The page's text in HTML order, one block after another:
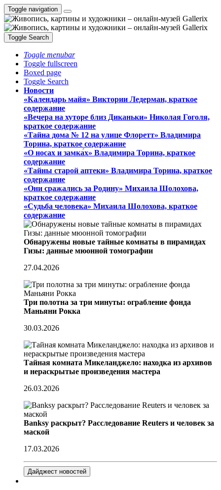
Toggle navigation
Toggle Search
Toggle menubar
Toggle fullscreen
Boxed page
Toggle Search
Новости
«Календарь майя» Виктории Ледерман, краткое
содержание
«Вечера на хуторе близ Диканьки» Николая Гоголя,
краткое содержание
«Тайна дома № 12 на улице Флоретт» Владимира
Торина, краткое содержание
«О носах и замка́х» Владимира Торина, краткое
содержание
«Тайны старой аптеки» Владимира Торина, краткое
содержание
«Они сражались за Родину» Михаила Шолохова,
краткое содержание
«Судьба человека» Михаила Шолохова, краткое
содержание
Обнаружены новые тайные комнаты в пирамидах
Гизы: данные мюонной томографии
27.04.2026
Три полотна за три минуты: ограбление фонда
Маньяни Рокка
30.03.2026
Тайная комната Микеланджело: находка из архивов
и нераскрытые произведения мастера
26.03.2026
Banksy раскрыт? Расследование Reuters и человек за
маской
17.03.2026
Дайджест новостей